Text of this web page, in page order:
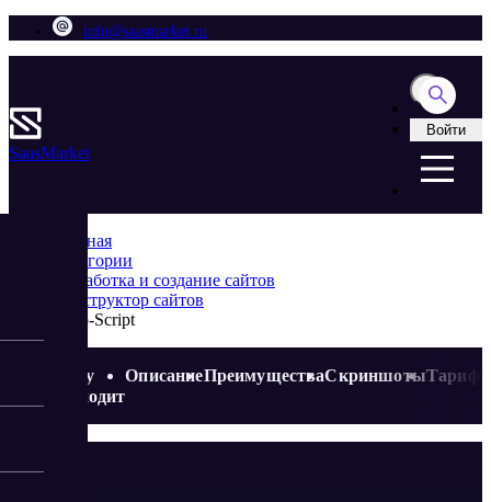
info@saasmarket.ru
SaasMarket
Войти
Главная
Категории
Разработка и создание сайтов
Конструктор сайтов
Shop-Script
Кому
подходит
ОписаниеПреимуществаСкриншоты